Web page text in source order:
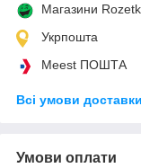
Магазини
Укрпошта
Meest ПОШТА
Всі умови доставки
Умови оплати